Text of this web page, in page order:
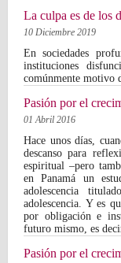
La culpa es de los
10 Diciembre 2019
En sociedades
instituciones
comúnmente motivo
Pasión por el
01 Abril 2016
Hace unos días,
descanso para
espiritual –pero
en Panamá un
adolescencia
adolescencia. Y es
por obligación e
futuro mismo, es
Pasión por el